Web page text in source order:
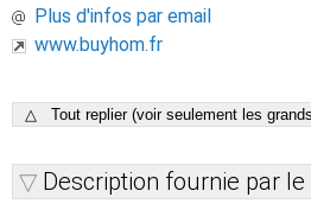
Plus d'infos par email
www.buyhom.fr
△ Tout replier (voir seulement les
Description fournie par le